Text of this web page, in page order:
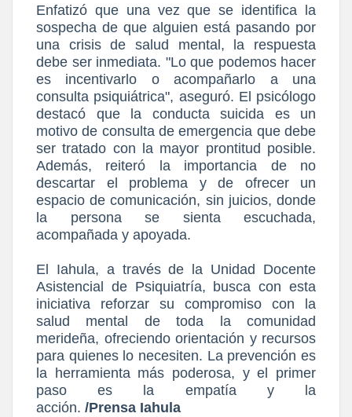
Enfatizó que una vez que se identifica la
sospecha de que alguien está pasando por
una crisis de salud mental, la respuesta
debe ser inmediata. "Lo que podemos hacer
es incentivarlo o acompañarlo a una
consulta psiquiátrica", aseguró. El psicólogo
destacó que la conducta suicida es un
motivo de consulta de emergencia que debe
ser tratado con la mayor prontitud posible.
Además, reiteró la importancia de no
descartar el problema y de ofrecer un
espacio de comunicación, sin juicios, donde
la persona se sienta escuchada,
acompañada y apoyada.
El Iahula, a través de la Unidad Docente
Asistencial de Psiquiatría, busca con esta
iniciativa reforzar su compromiso con la
salud mental de toda la comunidad
merideña, ofreciendo orientación y recursos
para quienes lo necesiten. La prevención es
la herramienta más poderosa, y el primer
paso es la empatía y la
acción. /Prensa Iahula